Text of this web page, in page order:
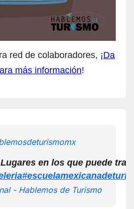
red de colaboradores, ¡Da
más información!
en los que puede
- Hablemos de Turismo